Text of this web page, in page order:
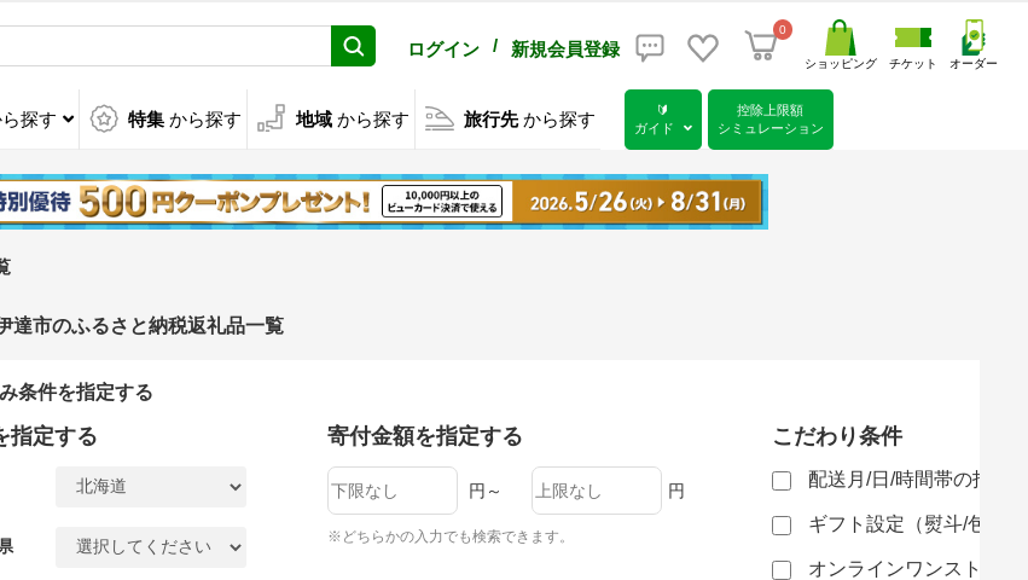
ログイン / 新規会員登録
0
ショッピング チケット オーダー
探す 特集 から探す 地域 から探す 旅行先 から探す
🔰
ガイド
控除上限額
シミュレーション
達市のふるさと納税返礼品一覧
条件を指定する
指定する 寄付金額を指定する
円～ 円
※どちらかの入力でも検索できます。
こだわり条件
配送月/日/時間帯の指定
ギフト設定（熨斗/包装
オンラインワンストップ